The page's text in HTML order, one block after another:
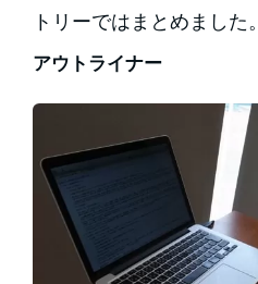
トリーではまとめました。
アウトライナー